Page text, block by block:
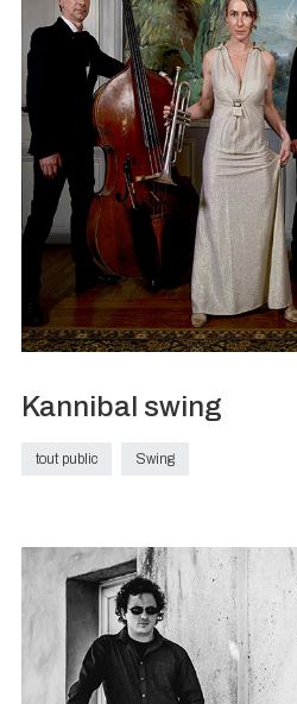
Kannibal swing
tout public Swing